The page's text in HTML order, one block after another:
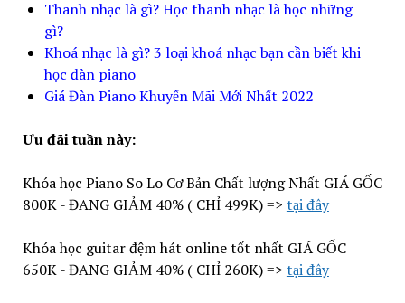
Thanh nhạc là gì? Học thanh nhạc là học những
gì?
Khoá nhạc là gì? 3 loại khoá nhạc bạn cần biết khi
học đàn piano
Giá Đàn Piano Khuyến Mãi Mới Nhất 2022
Ưu đãi tuần này:
Khóa học Piano So Lo Cơ Bản Chất lượng Nhất GIÁ GỐC
800K - ĐANG GIẢM 40% ( CHỈ 499K) => tại đây
Khóa học guitar đệm hát online tốt nhất GIÁ GỐC
650K - ĐANG GIẢM 40% ( CHỈ 260K) => tại đây